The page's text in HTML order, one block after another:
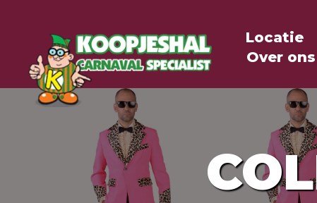
Locatie
Over ons